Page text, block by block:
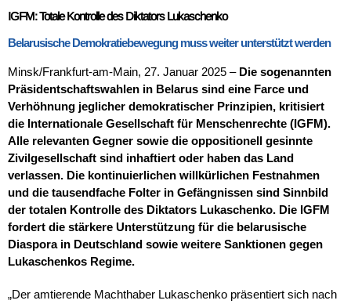
IGFM: Totale Kontrolle des Diktators Lukaschenko
Belarusische Demokratiebewegung muss weiter unterstützt werden
Minsk/Frankfurt-am-Main, 27. Januar 2025 –Die sogenannten
Präsidentschaftswahlen in Belarus sind eine Farce und
Verhöhnung jeglicher demokratischer Prinzipien, kritisiert
die Internationale Gesellschaft für Menschenrechte (IGFM).
Alle relevanten Gegner sowie die oppositionell gesinnte
Zivilgesellschaft sind inhaftiert oder haben das Land
verlassen. Die kontinuierlichen willkürlichen Festnahmen
und die tausendfache Folter in Gefängnissen sind Sinnbild
der totalen Kontrolle des Diktators Lukaschenko. Die IGFM
fordert die stärkere Unterstützung für die belarusische
Diaspora in Deutschland sowie weitere Sanktionen gegen
Lukaschenkos Regime.
„Der amtierende Machthaber Lukaschenko präsentiert sich nach